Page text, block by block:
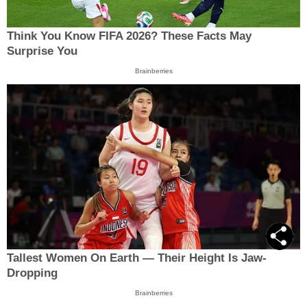
Think You Know FIFA 2026? These Facts May
Surprise You
Brainberries
Tallest Women On Earth — Their Height Is Jaw-
Dropping
Brainberries